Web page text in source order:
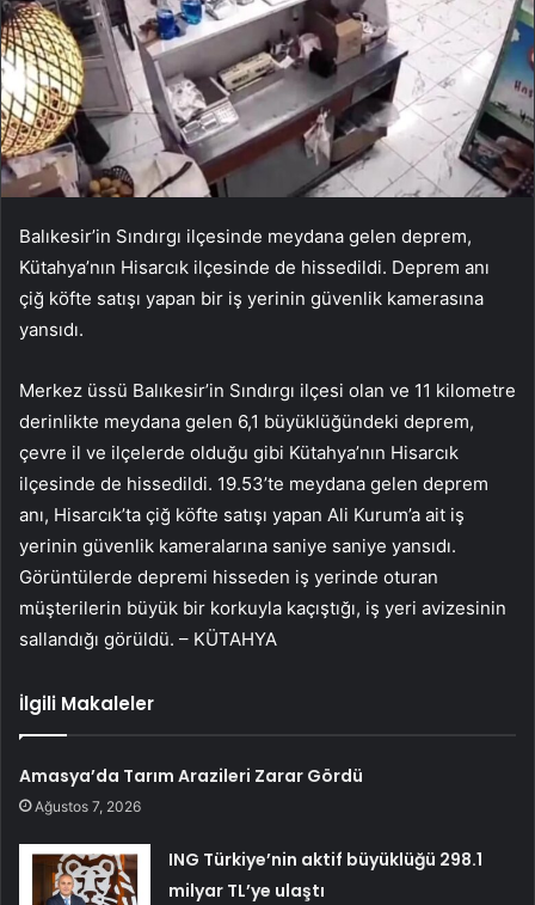
Balıkesir’in Sındırgı ilçesinde meydana gelen deprem,
Kütahya’nın Hisarcık ilçesinde de hissedildi. Deprem anı
çiğ köfte satışı yapan bir iş yerinin güvenlik kamerasına
yansıdı.
Merkez üssü Balıkesir’in Sındırgı ilçesi olan ve 11 kilometre
derinlikte meydana gelen 6,1 büyüklüğündeki deprem,
çevre il ve ilçelerde olduğu gibi Kütahya’nın Hisarcık
ilçesinde de hissedildi. 19.53’te meydana gelen deprem
anı, Hisarcık’ta çiğ köfte satışı yapan Ali Kurum’a ait iş
yerinin güvenlik kameralarına saniye saniye yansıdı.
Görüntülerde depremi hisseden iş yerinde oturan
müşterilerin büyük bir korkuyla kaçıştığı, iş yeri avizesinin
sallandığı görüldü. – KÜTAHYA
İlgili Makaleler
Amasya’da Tarım Arazileri Zarar Gördü
Ağustos 7, 2026
ING Türkiye’nin aktif büyüklüğü 298.1
milyar TL’ye ulaştı